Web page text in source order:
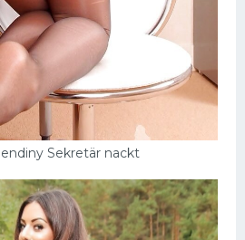
Sekretär nackt